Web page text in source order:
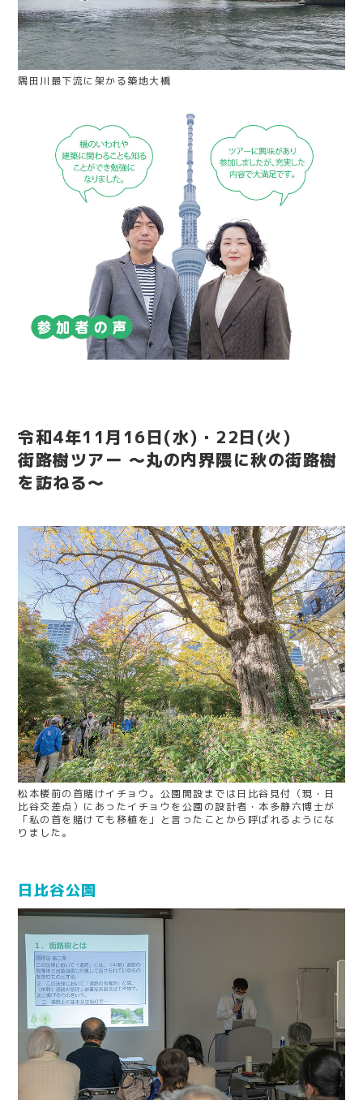
隅田川最下流に架かる築地大橋
令和4年11月16日(水)・22日(火)
街路樹ツアー ～丸の内界隈に秋の街路樹
を訪ねる～
松本楼前の首賭けイチョウ。公園開設までは日比谷見付（現・日
比谷交差点）にあったイチョウを公園の設計者・本多静六博士が
「私の首を賭けても移植を」と言ったことから呼ばれるようにな
りました。
日比谷公園